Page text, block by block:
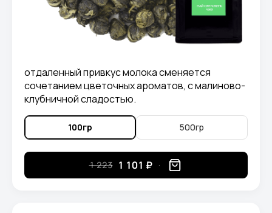
отдаленный привкус молока сменяется
сочетанием цветочных ароматов, с малиново-
клубничной сладостью.
100гр 500гр
1 223 1 101 ₽